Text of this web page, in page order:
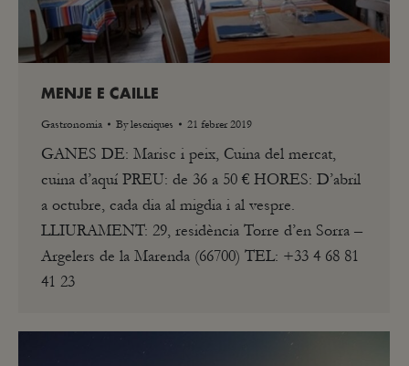
MENJE E CAILLE
Gastronomia Bylescriques 21 febrer 2019
GANES DE: Marisc i peix, Cuina del mercat,
cuina d’aquí PREU: de 36 a 50 € HORES: D’abril
a octubre, cada dia al migdia i al vespre.
LLIURAMENT: 29, residència Torre d’en Sorra –
Argelers de la Marenda (66700) TEL: +33 4 68 81
41 23